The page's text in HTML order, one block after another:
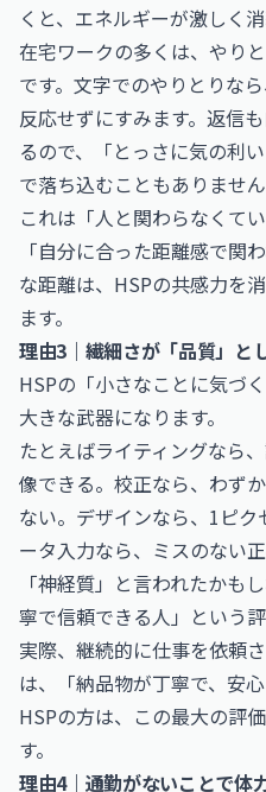
くと、エネルギーが激しく消
在宅ワークの多くは、やり
です。文字でのやりとりな
反応せずにすみます。返信
るので、「とっさに気の利
で落ち込むこともありません
これは「人と関わらなくて
「自分に合った距離感で関
な距離は、HSPの共感力を
ます。
理由3｜繊細さが「品質」と
HSPの「小さなことに気づ
大きな武器になります。
たとえばライティングなら
像できる。校正なら、わず
ない。デザインなら、1ピ
ータ入力なら、ミスのない
「神経質」と言われたかも
寧で信頼できる人」という評
実際、継続的に仕事を依頼
は、「納品物が丁寧で、安
HSPの方は、この最大の評
す。
理由4｜通勤がないことで体